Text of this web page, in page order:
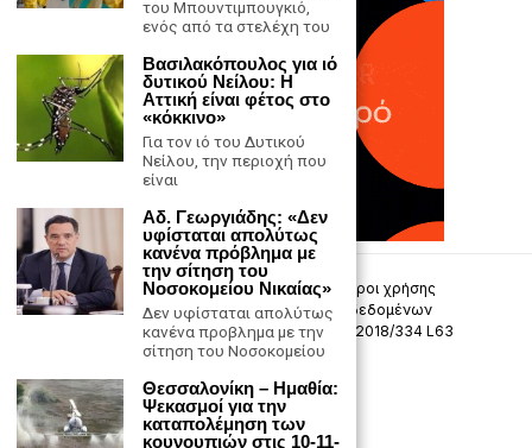
Επικοινωνία Πολιτική Απορρήτου
Όροι χρήσης
Πολιτική προστασίας προσωπικών δεδομένων
Δήλωση συμμόρφωσης -σύσταση (ΕΕ) 2018/334 L63
Μ.Η.Τ. 242033
του Μπουντιμπουγκιό,
ενός από τα στελέχη του
Βασιλακόπουλος για ιό
δυτικού Νείλου: Η
Αττική είναι φέτος στο
«κόκκινο»
Για τον ιό του Δυτικού
Νείλου, την περιοχή που
είναι
Αδ. Γεωργιάδης: «Δεν
υφίσταται απολύτως
κανένα πρόβλημα με
την σίτηση του
Νοσοκομείου Νικαίας»
Δεν υφίσταται απολύτως
κανένα προβλημα με την
σίτηση του Νοσοκομείου
Θεσσαλονίκη – Ημαθία:
Ψεκασμοί για την
καταπολέμηση των
κουνουπιών στις 10-11-